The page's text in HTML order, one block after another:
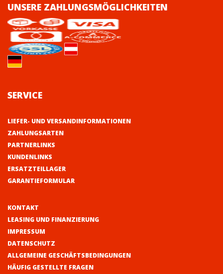
UNSERE ZAHLUNGSMÖGLICHKEITEN
SERVICE
LIEFER- UND VERSANDINFORMATIONEN
ZAHLUNGSARTEN
PARTNERLINKS
KUNDENLINKS
ERSATZTEILLAGER
GARANTIEFORMULAR
KONTAKT
LEASING UND FINANZIERUNG
IMPRESSUM
DATENSCHUTZ
ALLGEMEINE GESCHÄFTSBEDINGUNGEN
HÄUFIG GESTELLTE FRAGEN